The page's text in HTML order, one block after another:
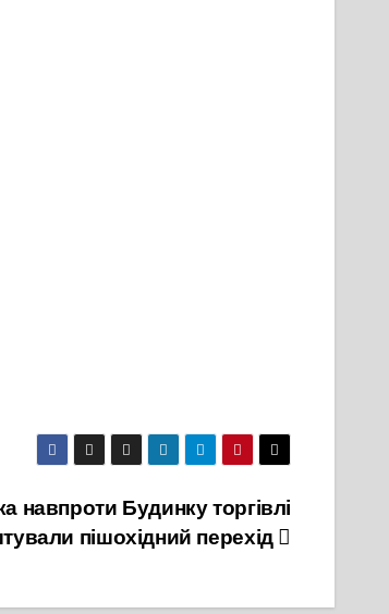
навпроти Будинку торгівлі
пішохідний перехід